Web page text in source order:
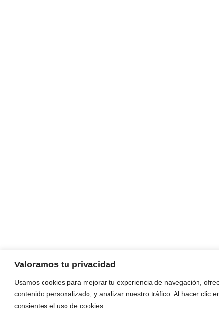
Valoramos tu privacidad
Usamos cookies para mejorar tu experiencia de navegación,
contenido personalizado, y analizar nuestro tráfico. Al hacer clic
consientes el uso de cookies.